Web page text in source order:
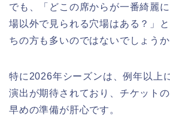
でも、「どこの席からが一番綺麗
場以外で見られる穴場はある？」
ちの方も多いのではないでしょうか
特に2026年シーズンは、例年以上
演出が期待されており、チケット
早めの準備が肝心です。